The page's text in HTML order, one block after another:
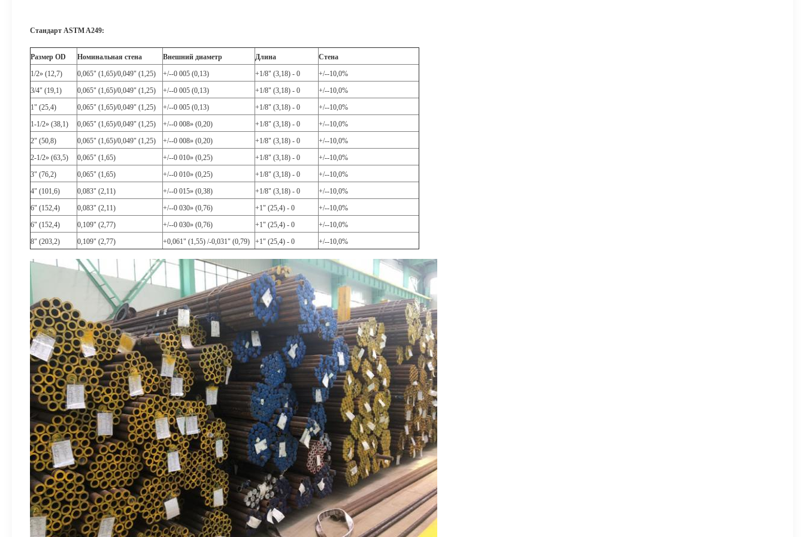
Стандарт ASTM A249:
Размер OD Номинальная стена Внешний диаметр Длина
Стена
1/2» (12,7)
0,065" (1,65)/0,049" (1,25) +/--0 005 (0,13) +1/8" (3,18) - 0
+/--10,0%
3/4" (19,1)
0,065" (1,65)/0,049" (1,25) +/--0 005 (0,13) +1/8" (3,18) - 0
+/--10,0%
1" (25,4)
0,065" (1,65)/0,049" (1,25) +/--0 005 (0,13) +1/8" (3,18) - 0
+/--10,0%
1-1/2» (38,1)
0,065" (1,65)/0,049" (1,25) +/--0 008» (0,20) +1/8" (3,18) - 0
+/--10,0%
2" (50,8)
0,065" (1,65)/0,049" (1,25) +/--0 008» (0,20) +1/8" (3,18) - 0
+/--10,0%
2-1/2» (63,5)
0,065" (1,65) +/--0 010» (0,25) +1/8" (3,18) - 0
+/--10,0%
3" (76,2)
0,065" (1,65) +/--0 010» (0,25) +1/8" (3,18) - 0
+/--10,0%
4" (101,6)
0,083" (2,11) +/--0 015» (0,38) +1/8" (3,18) - 0
+/--10,0%
6" (152,4)
0,083" (2,11) +/--0 030» (0,76) +1" (25,4) - 0
+/--10,0%
6" (152,4)
0,109" (2,77) +/--0 030» (0,76) +1" (25,4) - 0
+/--10,0%
8" (203,2)
0,109" (2,77) +0,061" (1,55) /-0,031" (0,79) +1" (25,4) - 0 +/--10,0%